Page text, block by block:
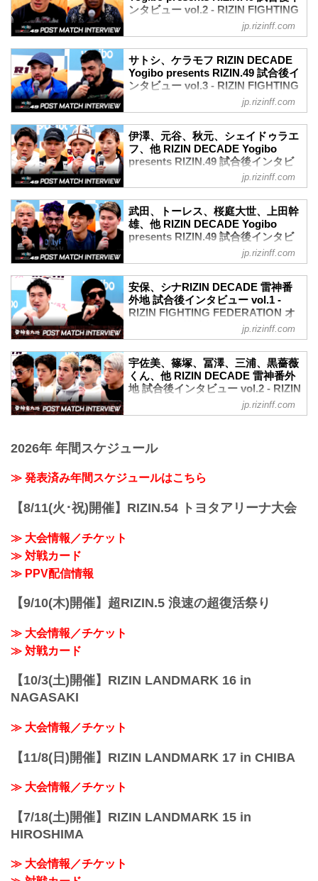
※通しチケットの返金の対応はございま
せん。
大晦日に開催されるRIZIN DECADEの
presents RIZIN.49の出場選手たちの試合
後インタビューを公開！
youtu.be
クレベル・コイケ「去年の目標はこのベ
ルトを奪還することでしたが、今年の目
クレベル みんな、まずはハッピーニュー
イヤー！はー！疲れた！
ーー再びベルトを手にしました。試合後
の率直な感想をお聞かせいただけますで
しょうか。
ンタビュー vol.2 - RIZIN FIGHTING
FEDERATION オフィシャルサイト
ナにて開催されたRIZIN DECADE Yogibo
presents RIZIN.49の出場選手たちの試合
後インタビューを公開！
youtu.be
堀口恭司「世界一番をめざしているの
で、そこに挑戦したい」
ーー初防衛おめでとうございます。今の
堀口 試合のなかで、すごい課題ができた
試合だなと思いましたね。なので、ちょ
っと、気分が落ち込んでます。
ーーその課題はもう明確に今わかって...
jp.rizinff.com
サトシ、ケラモフ RIZIN DECADE
Yogibo presents RIZIN.49 試合後イ
ンタビュー vol.3 - RIZIN FIGHTING
FEDERATION オフィシャルサイト
ナにて開催されたRIZIN DECADE Yogibo
presents RIZIN.49の出場選手たちの試合
後インタビューを公開！
YouTubeで見る
youtu.be
ホベルト・サトシ・ソウザ「世界のトッ
プ選手と戦いたい」
ーー王座防衛おめでとうございます。試
合後の率直な感想をお聞かせいただけま
すか。
サトシ 嬉しいね！今年2回KOして、大晦
日には柔術見せたいから、柔術ができ
て、それでとてもよかったです。
ーーフィニッシュ...
jp.rizinff.com
伊澤、元谷、秋元、シェイドゥラエ
フ、他 RIZIN DECADE Yogibo
presents RIZIN.49 試合後インタビ
ュー vol.4 - RIZIN FIGHTING
FEDERATION オフィシャルサイト
12月31日（火）さいたまスーパーアリー
ナにて開催されたRIZIN DECADE Yogibo
presents RIZIN.49の出場選手たちの試合
後インタビューを公開！
youtu.be
伊澤星花「周りを認めさせながら、自分
が世界一であることを証明していけた
ーー試合後の率直な感想をお聞かせいた
だけますか。
伊澤 勝ててホッとしているという気持ち
ですね。
ーー今回対戦したルシア選手について、
対戦前のイメージと実際に戦って違った
jp.rizinff.com
武田、トーレス、桜庭大世、上田幹
雄、他 RIZIN DECADE Yogibo
presents RIZIN.49 試合後インタビ
ュー vol.5 - RIZIN FIGHTING
FEDERATION オフィシャルサイト
12月31日（火）さいたまスーパーアリー
ナにて開催されたRIZIN DECADE Yogibo
presents RIZIN.49の出場選手たちの試合
youtu.be
上田幹雄「ここからもっと負けられない
戦いが続くのではないか」
ーー試合後の率直な感想をお聞かせいた
だけますか。
ですけど気にしないでください。えっ
と、まあホッとしているというか。プロ
の...
jp.rizinff.com
安保、シナRIZIN DECADE 雷神番
外地 試合後インタビュー vol.1 -
RIZIN FIGHTING FEDERATION オ
ナにて開催されたRIZIN DECADE 雷神番
外地の出場選手たちの試合後インタビュ
ーを公開！
のが安保瑠輝也。誰に何言われても、も
ーー試合後の率直な感想をお聞かせいた
安保 率直な感想は、まあやっぱり、何や
jp.rizinff.com
宇佐美、篠塚、冨澤、三浦、黒薔薇
くん、他 RIZIN DECADE 雷神番外
地 試合後インタビュー vol.2 - RIZIN
FIGHTING FEDERATION オフィシ
ャルサイト
ナにて開催されたRIZIN DECADE 雷神番
ーを公開！
YouTubeで見る
youtu.be
なという感じです。
ーー細川選手の印象が戦前と違ったとこ
jp.rizinff.com
2026年 年間スケジュール
≫ 発表済み年間スケジュールはこちら
【8/11(火･祝)開催】RIZIN.54 トヨタアリーナ大会
≫ 大会情報／チケット
≫ 対戦カード
≫ PPV配信情報
【9/10(木)開催】超RIZIN.5 浪速の超復活祭り
≫ 大会情報／チケット
≫ 対戦カード
【10/3(土)開催】RIZIN LANDMARK 16 in
NAGASAKI
≫ 大会情報／チケット
【11/8(日)開催】RIZIN LANDMARK 17 in CHIBA
≫ 大会情報／チケット
【7/18(土)開催】RIZIN LANDMARK 15 in
HIROSHIMA
≫ 大会情報／チケット